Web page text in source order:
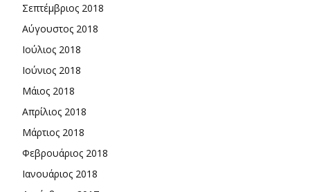
Σεπτέμβριος 2018
Αύγουστος 2018
Ιούλιος 2018
Ιούνιος 2018
Μάιος 2018
Απρίλιος 2018
Μάρτιος 2018
Φεβρουάριος 2018
Ιανουάριος 2018